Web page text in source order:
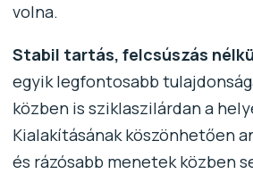
volna.
Stabil tartás, felcsúszás
egyik legfontosabb
közben is sziklaszilárdan a
Kialakításának köszönhetően
és rázósabb menetek közben